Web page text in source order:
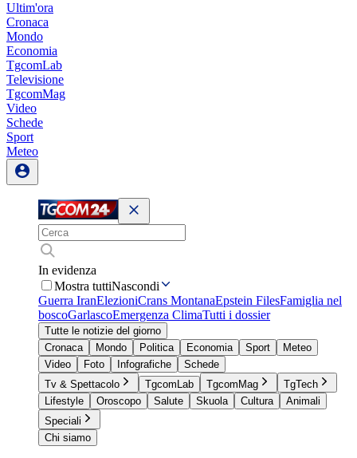
Ultim'ora
Cronaca
Mondo
Economia
TgcomLab
Televisione
TgcomMag
Video
Schede
Sport
Meteo
In evidenza
Mostra tuttiNascondi
Guerra IranElezioniCrans MontanaEpstein FilesFamiglia nel
boscoGarlascoEmergenza ClimaTutti i dossier
Tutte le notizie del giorno
Cronaca
Mondo Politica Economia Sport
Meteo
Video
Foto Infografiche
Schede
Tv & Spettacolo
TgcomLab TgcomMag
TgTech
Lifestyle
Oroscopo Salute Skuola Cultura
Animali
Speciali
Chi siamo